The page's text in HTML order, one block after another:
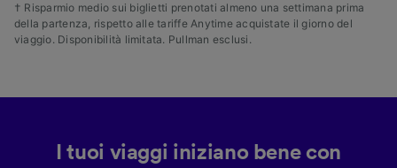
† Risparmio medio sui biglietti prenotati almeno una settimana prima
della partenza, rispetto alle tariffe Anytime acquistate il giorno del
viaggio. Disponibilità limitata. Pullman esclusi.
I tuoi viaggi iniziano bene con